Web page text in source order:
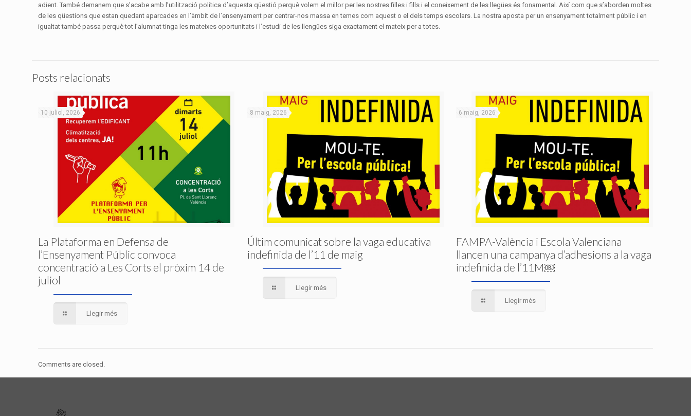
adient. També demanem que s’acabe amb l’utilització política d’aquesta qüestió perquè volem el millor per les nostres filles i fills i el coneixement de les llegües és fonamental. Així com que s’aborden moltes
de les qüestions que estan quedant aparcades en l’àmbit de l’ensenyament per centrar-nos massa en temes com aquest o el dels temps escolars. La nostra aposta per un ensenyament totalment públic i en
igualtat també passa perquè tot l’alumnat tinga les mateixes oportunitats i l’estudi de les llengües siga exactament el mateix per a totes.
Posts relacionats
10 juliol, 2026
La Plataforma en Defensa de
l’Ensenyament Públic convoca
concentració a Les Corts el pròxim 14 de
juliol
Llegir més
8 maig, 2026
Últim comunicat sobre la vaga educativa
indefinida de l’11 de maig
Llegir més
6 maig, 2026
FAMPA-València i Escola Valenciana
llancen una campanya d’adhesions a la vaga
indefinida de l’11M￼
Llegir més
Comments are closed.